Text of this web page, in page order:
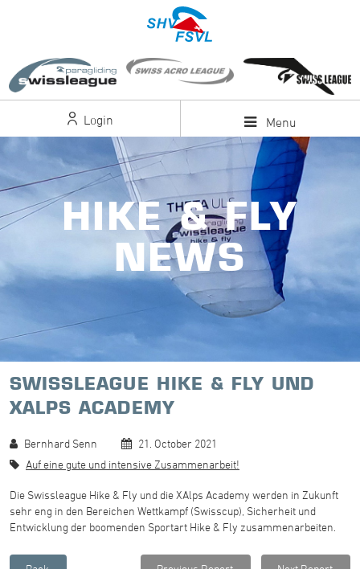
Login Menu
HIKE & FLY
NEWS
SWISSLEAGUE HIKE & FLY UND
XALPS ACADEMY
Bernhard Senn
21. October 2021
Auf eine gute und intensive Zusammenarbeit!
Die Swissleague Hike & Fly und die XAlps Academy werden in Zukunft
sehr eng in den Bereichen Wettkampf (Swisscup), Sicherheit und
Entwicklung der boomenden Sportart Hike & Fly zusammenarbeiten.